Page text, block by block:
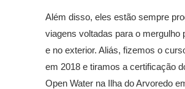
Além disso, eles estão sempre
viagens voltadas para o mergulho
e no exterior. Aliás, fizemos o
em 2018 e tiramos a certificação
Open Water na Ilha do Arvoredo